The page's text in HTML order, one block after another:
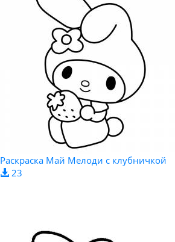
Раскраска Май Мелоди с клубничкой
23